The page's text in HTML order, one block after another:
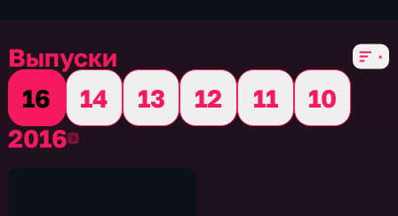
Выпуски
16
14 13 12 11
10
20162016